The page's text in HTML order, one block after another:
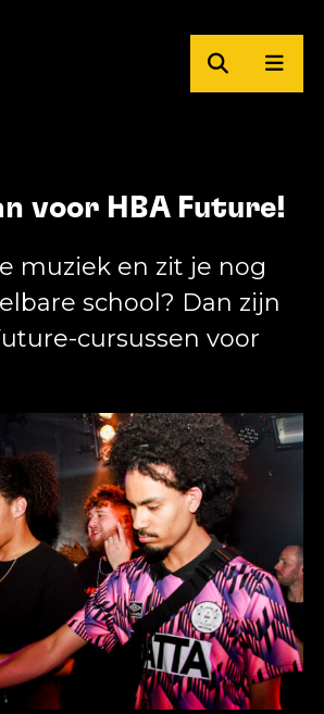
Zoeken
voor HBA Future!
muziek en zit je nog
school? Dan zijn
cursussen voor